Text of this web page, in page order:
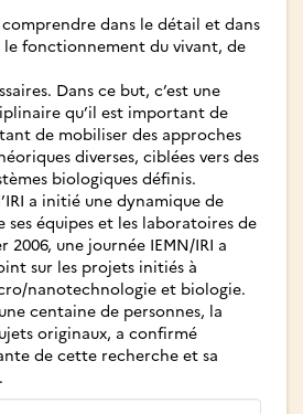
comprendre dans le détail et dans
fonctionnement du vivant, de
Dans ce but, c’est une
qu’il est important de
de mobiliser des approches
diverses, ciblées vers des
biologiques définis.
a initié une dynamique de
équipes et les laboratoires de
2006, une journée IEMN/IRI a
sur les projets initiés à
nanotechnologie et biologie.
centaine de personnes, la
originaux, a confirmé
de cette recherche et sa